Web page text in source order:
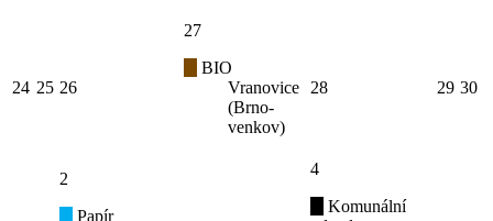
24 25 26
27
BIO
Vranovice
(Brno-
venkov)
28 29 30
2
Papír
4
Komunální